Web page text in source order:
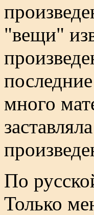
"вещи"
много
По
Только